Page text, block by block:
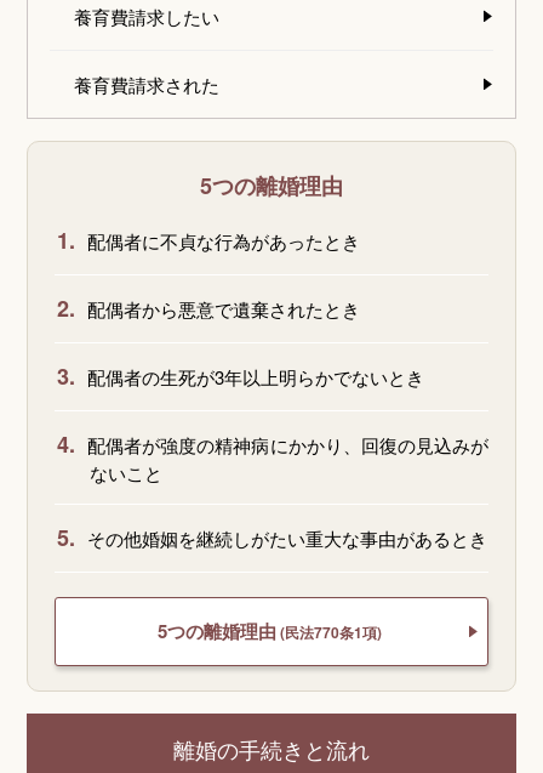
養育費請求したい
養育費請求された
5つの離婚理由
1. 配偶者に不貞な行為があったとき
2. 配偶者から悪意で遺棄されたとき
3. 配偶者の生死が3年以上明らかでないとき
4. 配偶者が強度の精神病にかかり、回復の見込みが
ないこと
5. その他婚姻を継続しがたい重大な事由があるとき
5つの離婚理由 (民法770条1項)
離婚の手続きと流れ